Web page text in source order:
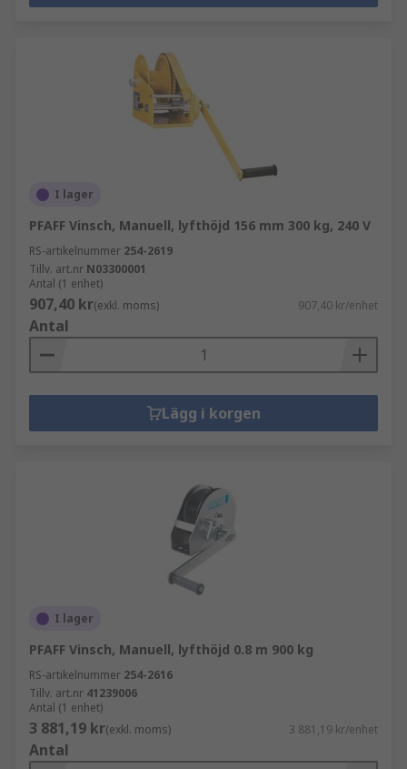
I lager
PFAFF Vinsch, Manuell, lyfthöjd 156 mm 300 kg, 240 V
RS-artikelnummer 254-2619
Tillv. art.nr N03300001
Antal (1 enhet)
907,40 kr(exkl. moms) 907,40 kr/enhet
Antal
Lägg i korgen
I lager
PFAFF Vinsch, Manuell, lyfthöjd 0.8 m 900 kg
RS-artikelnummer 254-2616
Tillv. art.nr 41239006
Antal (1 enhet)
3 881,19 kr(exkl. moms) 3 881,19 kr/enhet
Antal